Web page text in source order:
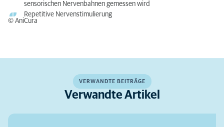
sensorischen Nervenbahnen gemessen wird
Repetitive Nervenstimulierung
© AniCura
VERWANDTE BEITRÄGE
Verwandte Artikel